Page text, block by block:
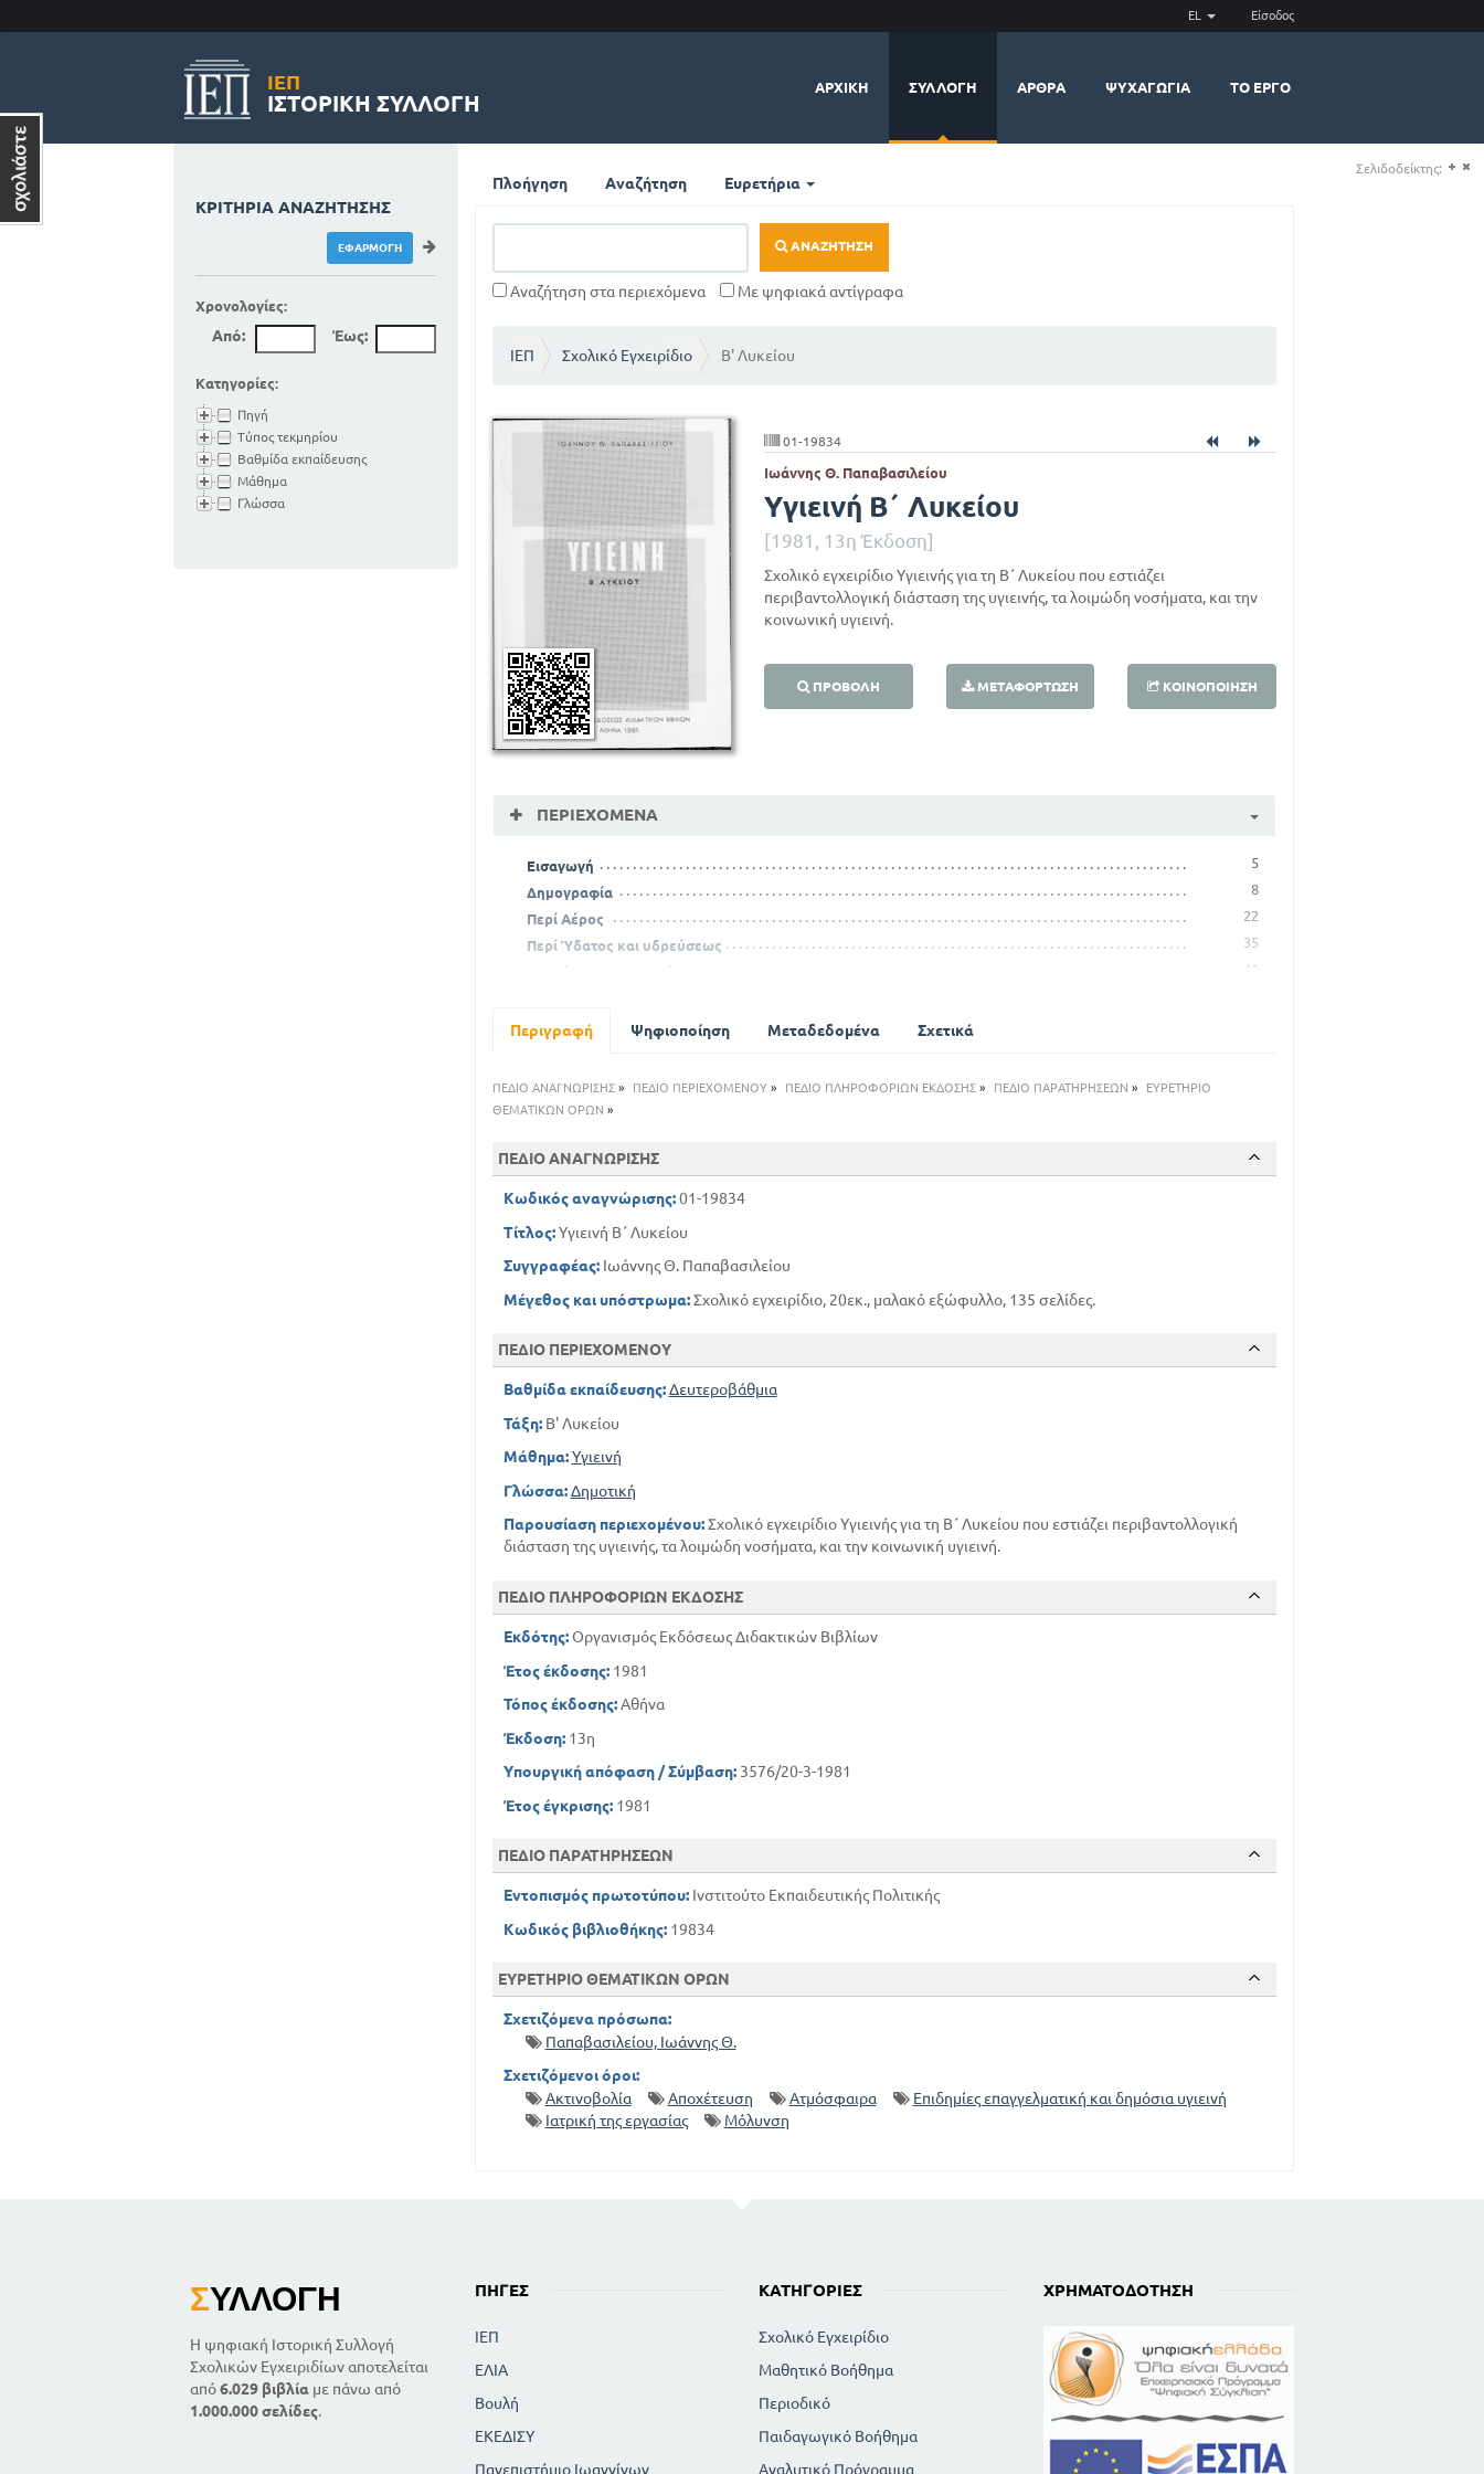
EL Είσοδος
ΙΕΠ
ΙΣΤΟΡΙΚΉ ΣΥΛΛΟΓΉ
ΑΡΧΙΚΉ ΣΥΛΛΟΓΉ ΆΡΘΡΑ ΨΥΧΑΓΩΓΊΑ ΤΟ ΈΡΓΟ
Πλοήγηση Αναζήτηση Ευρετήρια
ΑΝΑΖΉΤΗΣΗ
Αναζήτηση στα περιεχόμενα Με ψηφιακά αντίγραφα
ΙΕΠ Σχολικό Εγχειρίδιο Β' Λυκείου
01-19834
Ιωάννης Θ. Παπαβασιλείου
Υγιεινή Β΄ Λυκείου
[1981, 13η Έκδοση]
Σχολικό εγχειρίδιο Υγιεινής για τη Β΄ Λυκείου που εστιάζει
περιβαντολλογική διάσταση της υγιεινής, τα λοιμώδη νοσήματα, και την
κοινωνική υγιεινή.
ΠΡΟΒΟΛΉ ΜΕΤΑΦΌΡΤΩΣΗ ΚΟΙΝΟΠΟΊΗΣΗ
ΠΕΡΙΕΧΌΜΕΝΑ
Εισαγωγή
5
Δημογραφία
8
Περί Αέρος
22
Περί Ύδατος και υδρεύσεως
35
Αποχέτευση - Απορρίμματα
41
Διατροφή
Περί της Υγιεινής του Σώματος και του Πνεύματος
Περιγραφή Ψηφιοποίηση Μεταδεδομένα Σχετικά
ΠΕΔΙΟ ΑΝΑΓΝΩΡΙΣΗΣ» ΠΕΔΙΟ ΠΕΡΙΕΧΟΜΕΝΟΥ» ΠΕΔΙΟ ΠΛΗΡΟΦΟΡΙΩΝ ΕΚΔΟΣΗΣ» ΠΕΔΙΟ ΠΑΡΑΤΗΡΗΣΕΩΝ »
ΕΥΡΕΤΗΡΙΟ
ΘΕΜΑΤΙΚΩΝ ΟΡΩΝ »
ΠΕΔΙΟ ΑΝΑΓΝΩΡΙΣΗΣ
Κωδικός αναγνώρισης:01-19834
Τίτλος:Υγιεινή Β΄ Λυκείου
Συγγραφέας:Ιωάννης Θ. Παπαβασιλείου
Μέγεθος και υπόστρωμα:Σχολικό εγχειρίδιο, 20εκ., μαλακό εξώφυλλο, 135 σελίδες.
ΠΕΔΙΟ ΠΕΡΙΕΧΟΜΕΝΟΥ
Βαθμίδα εκπαίδευσης: Δευτεροβάθμια
Τάξη:Β' Λυκείου
Μάθημα: Υγιεινή
Γλώσσα: Δημοτική
Παρουσίαση περιεχομένου:Σχολικό εγχειρίδιο Υγιεινής για τη Β΄ Λυκείου που εστιάζει περιβαντολλογική
διάσταση της υγιεινής, τα λοιμώδη νοσήματα, και την κοινωνική υγιεινή.
ΠΕΔΙΟ ΠΛΗΡΟΦΟΡΙΩΝ ΕΚΔΟΣΗΣ
Εκδότης:Οργανισμός Εκδόσεως Διδακτικών Βιβλίων
Έτος έκδοσης:1981
Τόπος έκδοσης:Αθήνα
Έκδοση:13η
Υπουργική απόφαση / Σύμβαση:3576/20-3-1981
Έτος έγκρισης:1981
ΠΕΔΙΟ ΠΑΡΑΤΗΡΗΣΕΩΝ
Εντοπισμός πρωτοτύπου:Ινστιτούτο Εκπαιδευτικής Πολιτικής
Κωδικός βιβλιοθήκης:19834
ΕΥΡΕΤΗΡΙΟ ΘΕΜΑΤΙΚΩΝ ΟΡΩΝ
Σχετιζόμενα πρόσωπα:
Παπαβασιλείου, Ιωάννης Θ.
Σχετιζόμενοι όροι:
Ακτινοβολία
Αποχέτευση Ατμόσφαιρα
Επιδημίες επαγγελματική και δημόσια υγιεινή
Ιατρική της εργασίας
Μόλυνση
ΚΡΙΤΉΡΙΑ ΑΝΑΖΉΤΗΣΗΣ
Χρονολογίες:
Από: Έως:
Κατηγορίες:
Πηγή
Τύπος τεκμηρίου
Βαθμίδα εκπαίδευσης
Μάθημα
Γλώσσα
ΣΥΛΛΟΓΉ
Η ψηφιακή Ιστορική Συλλογή
Σχολικών Εγχειριδίων αποτελείται
από6.029 βιβλία με πάνω από
1.000.000 σελίδες.
ΠΗΓΈΣ
ΙΕΠ
ΕΛΙΑ
Βουλή
ΕΚΕΔΙΣΥ
Πανεπιστήμιο Ιωαννίνων
ΚΑΤΗΓΟΡΊΕΣ
Σχολικό Εγχειρίδιο
Μαθητικό Βοήθημα
Περιοδικό
Παιδαγωγικό Βοήθημα
Αναλυτικό Πρόγραμμα
ΧΡΗΜΑΤΟΔΌΤΗΣΗ
Σελιδοδείκτης: